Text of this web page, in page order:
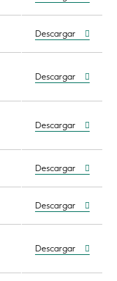
Descargar
Descargar
Descargar
Descargar
Descargar
Descargar